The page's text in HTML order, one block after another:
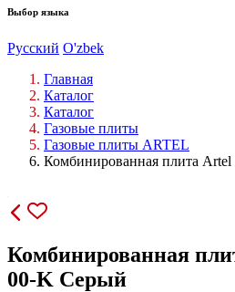
Выбор языка
Русский O'zbek
Главная
Каталог
Каталог
Газовые плиты
Газовые плиты ARTEL
Комбинированная плита
Комбинированная
00-K Серый